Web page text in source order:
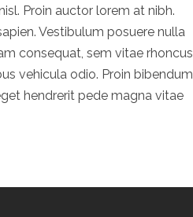
Proin auctor lorem at nibh.
Vestibulum posuere nulla
consequat, sem vitae rhoncus
vehicula odio. Proin bibendum
hendrerit pede magna vitae